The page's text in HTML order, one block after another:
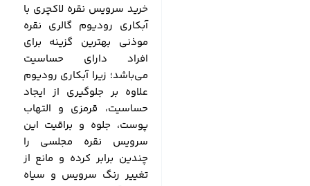
خرید سرویس نقره لاکچری با
آبکاری رودیوم گالری نقره
موذنی بهترین گزینه برای
افراد دارای حساسیت
می‌باشد؛ زیرا آبکاری رودیوم
علاوه بر جلوگیری از ایجاد
حساسیت، قرمزی و التهاب
پوست، جلوه و براقیت این
سرویس نقره مجلسی را
چندین برابر کرده و مانع از
تغییر رنگ سرویس و سیاه